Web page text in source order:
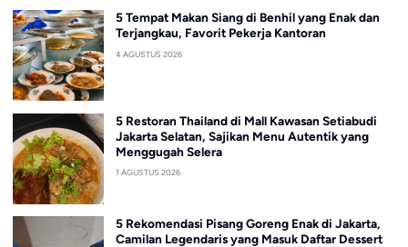
5 Tempat Makan Siang di Benhil yang Enak dan
Terjangkau, Favorit Pekerja Kantoran
4 AGUSTUS 2026
5 Restoran Thailand di Mall Kawasan Setiabudi
Jakarta Selatan, Sajikan Menu Autentik yang
Menggugah Selera
1 AGUSTUS 2026
5 Rekomendasi Pisang Goreng Enak di Jakarta,
Camilan Legendaris yang Masuk Daftar Dessert